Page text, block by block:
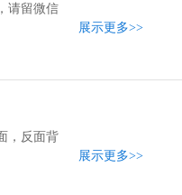
请留微信
展示更多>>
，反面背
展示更多>>